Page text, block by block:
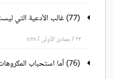
٢٣ / جمادى الأولى / ١٤٢٨